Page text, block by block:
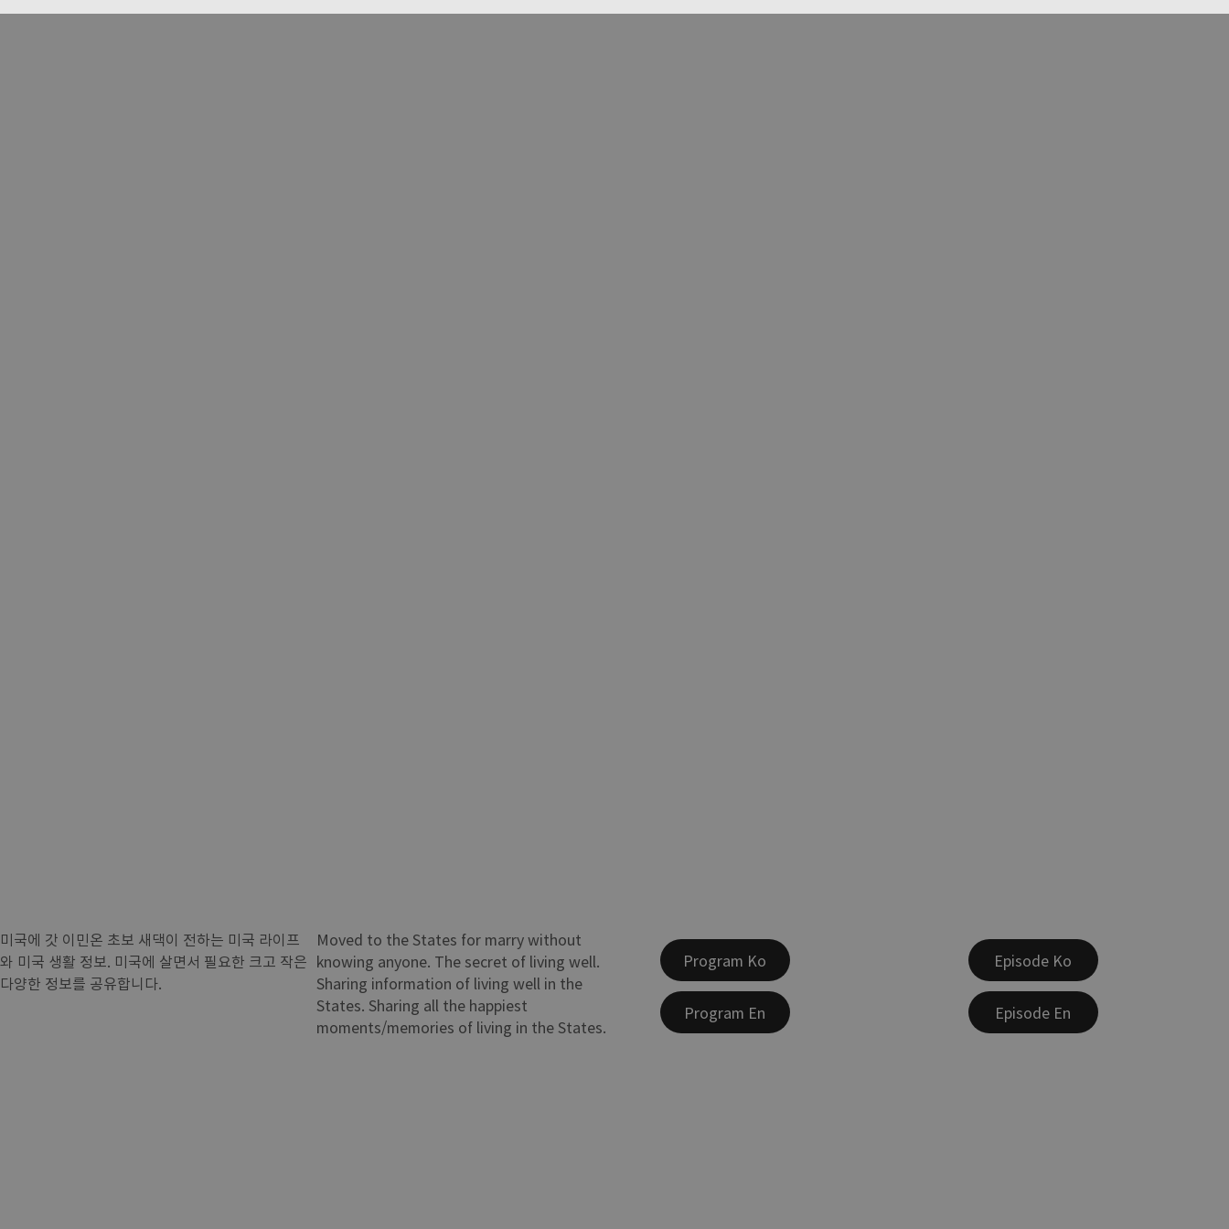
미국에 갓 이민온 초보 새댁이 전하는 미국 라이프
와 미국 생활 정보. 미국에 살면서 필요한 크고 작은
다양한 정보를 공유합니다.
Moved to the States for marry without
knowing anyone. The secret of living well.
Sharing information of living well in the
States. Sharing all the happiest
moments/memories of living in the States.
Program Ko
Program En
Episode Ko
Episode En